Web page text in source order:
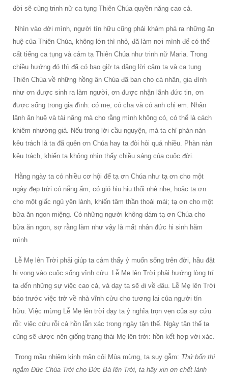
đời sẽ cùng trinh nữ ca tụng Thiên Chúa quyền năng cao cả.
Nhìn vào đời mình, người tín hữu cũng phải khám phá ra những ân
huệ của Thiên Chúa, không lớn thì nhỏ, đã làm nơi mình để có thể
cất tiếng ca tụng và cảm tạ Thiên Chúa như trinh nữ Maria. Trong
chiều hướng đó thì đã có bao giờ ta dâng lời cảm tạ và ca tụng
Thiên Chúa về những hồng ân Chúa đã ban cho cá nhân, gia đình
như ơn được sinh ra làm người, ơn được nhận lãnh đức tin, ơn
được sống trong gia đình: có mẹ, có cha và có anh chị em. Nhận
lãnh ân huệ và tài năng mà cho rằng mình không có, có thể là cách
khiêm nhường giả. Nếu trong lời cầu nguyện, mà ta chỉ phàn nàn
kêu trách là ta đã quên ơn Chúa hay ta đòi hỏi quá nhiều. Phàn nàn
kêu trách, khiến ta không nhìn thấy chiều sáng của cuộc đời.
Hằng ngày ta có nhiều cơ hội để tạ ơn Chúa như tạ ơn cho một
ngày đẹp trời có nắng ấm, có gió hiu hiu thổi nhè nhẹ, hoặc tạ ơn
cho một giấc ngủ yên lành, khiến tâm thần thoải mái; tạ ơn cho một
bữa ăn ngon miệng. Có những người không dám tạ ơn Chúa cho
bữa ăn ngon, sợ rằng làm như vậy là mất nhân đức hi sinh hãm
mình
Lễ Mẹ lên Trời phải giúp ta cảm thấy ý muốn sống trên đời, hầu đặt
hi vọng vào cuộc sống vĩnh cửu. Lễ Mẹ lên Trời phải hướng lòng trí
ta đến những sự việc cao cả, và dạy ta sẽ đi về đâu. Lễ Mẹ lên Trời
báo trước việc trở về nhà vĩnh cửu cho tương lai của người tín
hữu. Việc mừng Lễ Mẹ lên trời dạy ta ý nghĩa trọn vẹn của sự cứu
rỗi: việc cứu rỗi cả hồn lẫn xác trong ngày tận thế. Ngày tận thế ta
cũng sẽ được nên giống trạng thái Mẹ lên trời: hồn kết hợp với xác.
Trong mầu nhiệm kinh mân côi Mùa mừng, ta suy gẫm: Thứ bốn thì
ngắm Ðức Chúa Trời cho Ðức Bà lên Trời, ta hãy xin ơn chết lành